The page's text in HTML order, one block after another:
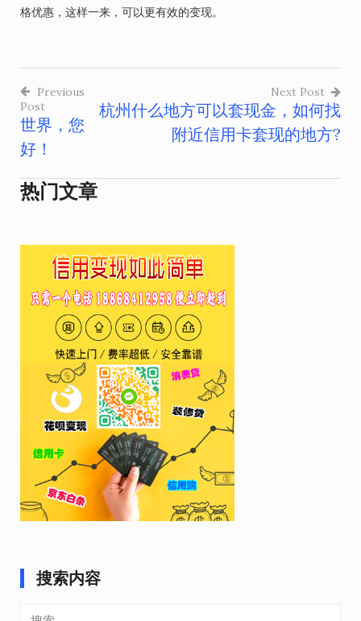
格优惠，这样一来，可以更有效的变现。
文
章
导
航
Previous
Post
世界，您
好！
Next Post
杭州什么地方可以套现金，如何找
附近信用卡套现的地方?
热门文章
搜索内容